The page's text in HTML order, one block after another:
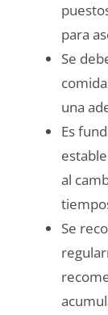
para
Se
una
Es
al
Se